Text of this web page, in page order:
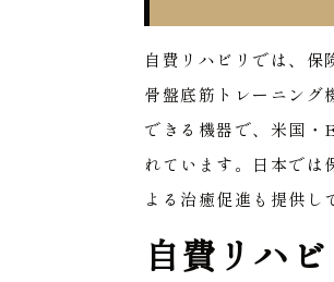
自費リハビリでは、保
骨盤底筋トレーニング
できる機器で、米国・
れています。日本では
よる治癒促進も提供し
自費リハ